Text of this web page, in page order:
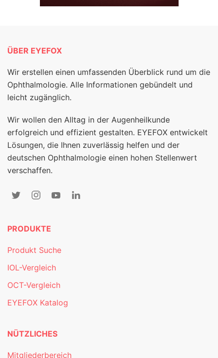
ÜBER EYEFOX
Wir erstellen einen umfassenden Überblick rund um die
Ophthalmologie. Alle Informationen gebündelt und
leicht zugänglich.
Wir wollen den Alltag in der Augenheilkunde
erfolgreich und effizient gestalten. EYEFOX entwickelt
Lösungen, die Ihnen zuverlässig helfen und der
deutschen Ophthalmologie einen hohen Stellenwert
verschaffen.
PRODUKTE
Produkt Suche
IOL-Vergleich
OCT-Vergleich
EYEFOX Katalog
NÜTZLICHES
Mitgliederbereich